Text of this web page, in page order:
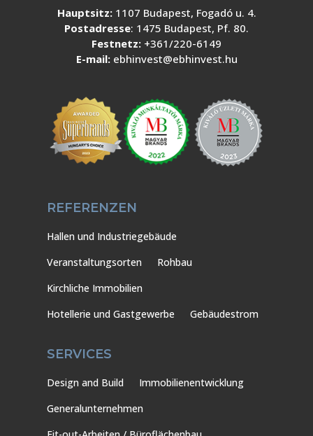
Hauptsitz:1107 Budapest, Fogadó u. 4.
Postadresse: 1475 Budapest, Pf. 80.
Festnetz: +361/220-6149
E-mail: ebhinvest@ebhinvest.hu
REFERENZEN
Hallen und Industriegebäude
Veranstaltungsorten
Rohbau
Kirchliche Immobilien
Hotellerie und Gastgewerbe
Gebäudestrom
SERVICES
Design and Build
Immobilienentwicklung
Generalunternehmen